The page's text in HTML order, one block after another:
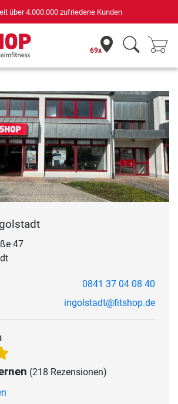
(n-tv+DISQ 2016-2024)
69x
47
0841 37 04 08 40
ingolstadt@fitshop.de
(218 Rezensionen)